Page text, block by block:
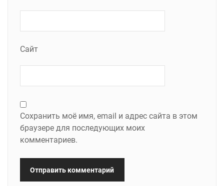
Сайт
Сохранить моё имя, email и адрес сайта в этом
браузере для последующих моих
комментариев.